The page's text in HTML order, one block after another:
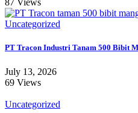
87 Views
Uncategorized
PT Tracon Industri Tanam 500 Bibit
July 13, 2026
69 Views
Uncategorized